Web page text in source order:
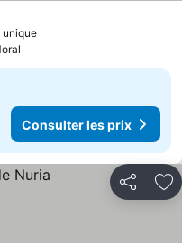
uniqueConsulter les prix
Consulter les prix
Partager